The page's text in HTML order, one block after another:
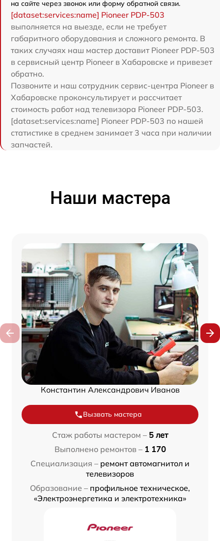
на сайте через звонок или форму обратной связи.
[dataset:services:name] Pioneer PDP-503
выполняется на выезде, если не требует
габаритного оборудования и сложного ремонта. В
таких случаях наш мастер доставит Pioneer PDP-503
в сервисный центр Pioneer в Хабаровске и привезет
обратно.
Позвоните и наш сотрудник сервис-центра Pioneer в
Хабаровске проконсультирует и рассчитает
стоимость работ над телевизора Pioneer PDP-503.
[dataset:services:name] Pioneer PDP-503 по нашей
статистике в среднем занимает 3 часа при наличии
запчастей.
Наши мастера
Константин Александрович Иванов
Вызвать мастера
Стаж работы мастером – 5 лет
Выполнено ремонтов – 1 170
Специализация – ремонт автомагнитол и
телевизоров
Образование – профильное техническое,
«Электроэнергетика и электротехника»